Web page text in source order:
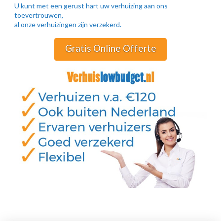
U kunt met een gerust hart uw verhuizing aan ons
toevertrouwen,
al onze verhuizingen zijn verzekerd.
Gratis Online Offerte